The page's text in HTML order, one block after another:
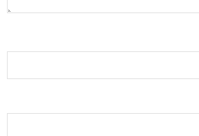
آن را بزرگ‌ترین ناوگان پنهانکار